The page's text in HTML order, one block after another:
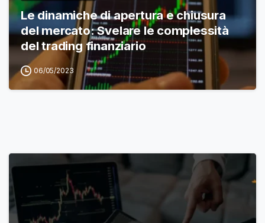
Le dinamiche di apertura e chiusura
del mercato: Svelare le complessità
del trading finanziario
06/05/2023